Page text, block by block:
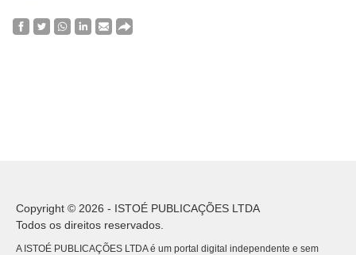
Copyright © 2026 - ISTOÉ PUBLICAÇÕES LTDA
Todos os direitos reservados.
A ISTOÉ PUBLICAÇÕES LTDA é um portal digital independente e sem